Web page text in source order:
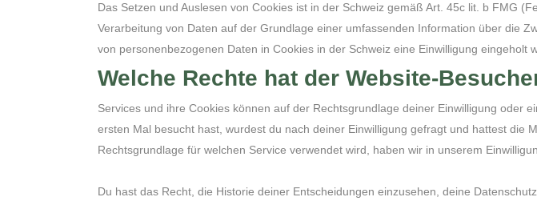
Das Setzen und Auslesen von Cookies ist in der Schweiz gemäß Art. 45c lit. b FMG
Verarbeitung von Daten auf der Grundlage einer umfassenden Information über die
von personenbezogenen Daten in Cookies in der Schweiz eine Einwilligung eingeholt
Welche Rechte hat der Website-
Services und ihre Cookies können auf der Rechtsgrundlage deiner Einwilligung oder
ersten Mal besucht hast, wurdest du nach deiner Einwilligung gefragt und hattest die
Rechtsgrundlage für welchen Service verwendet wird, haben wir in unserem
Du hast das Recht, die Historie deiner Entscheidungen einzusehen, deine